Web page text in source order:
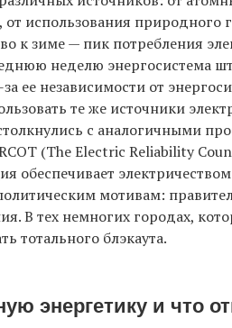
использования природного
к зиме — пик потребления
неделю энергосистема
ее независимости от
те же источники
с аналогичными
(The Electric Reliability
обеспечивает
мотивам:
В тех немногих городах,
тотального блэкаута.
энергетику и что